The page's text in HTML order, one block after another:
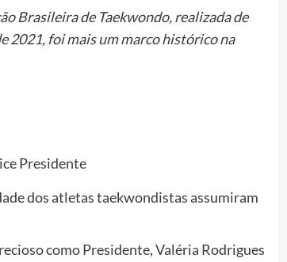
Brasileira de Taekwondo, realizada de
2021, foi mais um marco histórico na
dos atletas taekwondistas assumiram
como Presidente, Valéria Rodrigues